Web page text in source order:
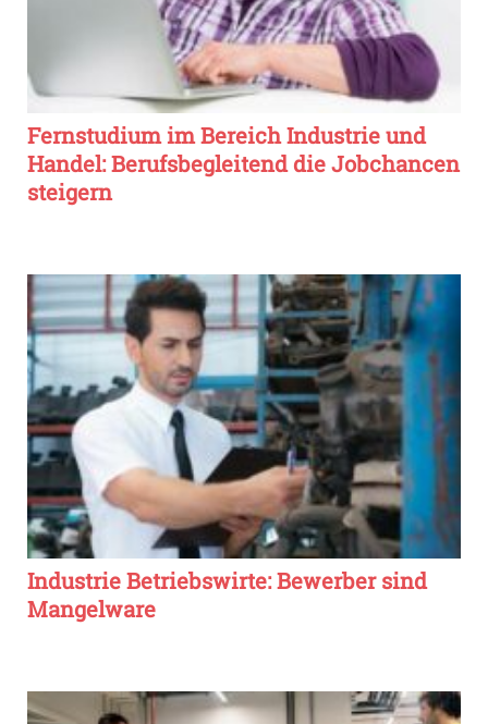
Fernstudium im Bereich Industrie und
Handel: Berufsbegleitend die Jobchancen
steigern
Industrie Betriebswirte: Bewerber sind
Mangelware